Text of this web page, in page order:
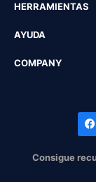
HERRAMIENTAS
AYUDA
COMPANY
Consigue